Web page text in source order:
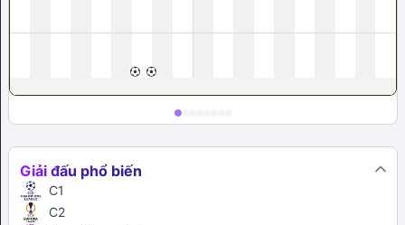
Giải đấu phổ biến
C1
C2